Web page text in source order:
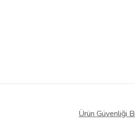
Ürün Güvenliği